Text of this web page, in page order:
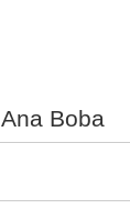
Anunturile lui: Ana Boba